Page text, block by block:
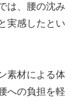
は、腰の沈み
実感したとい
素材による体
への負担を軽